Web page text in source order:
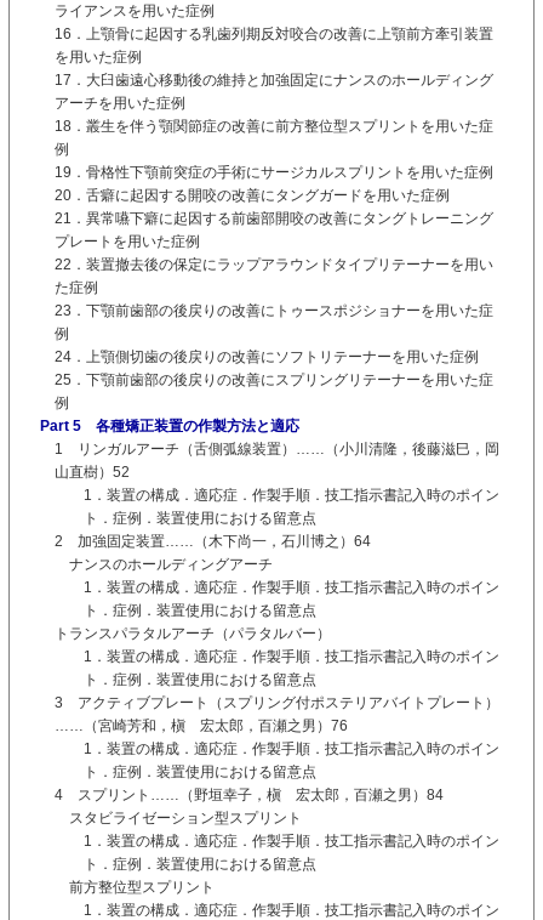
ライアンスを用いた症例
16．上顎骨に起因する乳歯列期反対咬合の改善に上顎前方牽引装置
を用いた症例
17．大臼歯遠心移動後の維持と加強固定にナンスのホールディング
アーチを用いた症例
18．叢生を伴う顎関節症の改善に前方整位型スプリントを用いた症
例
19．骨格性下顎前突症の手術にサージカルスプリントを用いた症例
20．舌癖に起因する開咬の改善にタングガードを用いた症例
21．異常嚥下癖に起因する前歯部開咬の改善にタングトレーニング
プレートを用いた症例
22．装置撤去後の保定にラップアラウンドタイプリテーナーを用い
た症例
23．下顎前歯部の後戻りの改善にトゥースポジショナーを用いた症
例
24．上顎側切歯の後戻りの改善にソフトリテーナーを用いた症例
25．下顎前歯部の後戻りの改善にスプリングリテーナーを用いた症
例
Part 5 各種矯正装置の作製方法と適応
1 リンガルアーチ（舌側弧線装置）……（小川清隆，後藤滋巳，岡
山直樹）52
1．装置の構成．適応症．作製手順．技工指示書記入時のポイン
ト．症例．装置使用における留意点
2 加強固定装置……（木下尚一，石川博之）64
ナンスのホールディングアーチ
1．装置の構成．適応症．作製手順．技工指示書記入時のポイン
ト．症例．装置使用における留意点
トランスパラタルアーチ（パラタルバー）
1．装置の構成．適応症．作製手順．技工指示書記入時のポイン
ト．症例．装置使用における留意点
3 アクティブプレート（スプリング付ポステリアバイトプレート）
……（宮崎芳和，槇 宏太郎，百瀬之男）76
1．装置の構成．適応症．作製手順．技工指示書記入時のポイン
ト．症例．装置使用における留意点
4 スプリント……（野垣幸子，槇 宏太郎，百瀬之男）84
スタビライゼーション型スプリント
1．装置の構成．適応症．作製手順．技工指示書記入時のポイン
ト．症例．装置使用における留意点
前方整位型スプリント
1．装置の構成．適応症．作製手順．技工指示書記入時のポイン